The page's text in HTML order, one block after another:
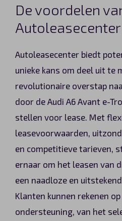
De voordelen
Autoleasecenter
Autoleasecenter biedt
unieke kans om deel uit te
revolutionaire overstap
door de Audi A6 Avant e-
stellen voor lease. Met
leasevoorwaarden,
en competitieve tarieven,
ernaar om het leasen van
een naadloze en
Klanten kunnen rekenen
ondersteuning, van het